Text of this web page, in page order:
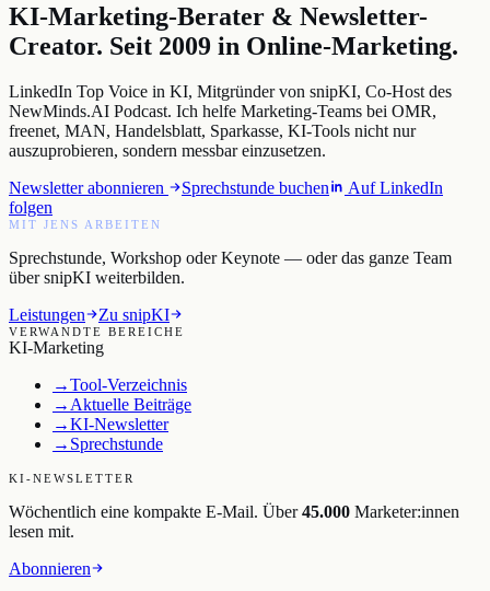
KI-Marketing-Berater & Newsletter-
Creator. Seit 2009 in Online-Marketing.
LinkedIn Top Voice in KI, Mitgründer von snipKI, Co-Host des
NewMinds.AI Podcast. Ich helfe Marketing-Teams bei OMR,
freenet, MAN, Handelsblatt, Sparkasse, KI-Tools nicht nur
auszuprobieren, sondern messbar einzusetzen.
Newsletter abonnieren
Sprechstunde buchen
Auf LinkedIn
folgen
MIT JENS ARBEITEN
Sprechstunde, Workshop oder Keynote — oder das ganze Team
über snipKI weiterbilden.
Leistungen
Zu snipKI
VERWANDTE BEREICHE
KI-Marketing
→Tool-Verzeichnis
→Aktuelle Beiträge
→KI-Newsletter
→ Sprechstunde
KI-NEWSLETTER
Wöchentlich eine kompakte E-Mail. Über 45.000 Marketer:innen
lesen mit.
Abonnieren